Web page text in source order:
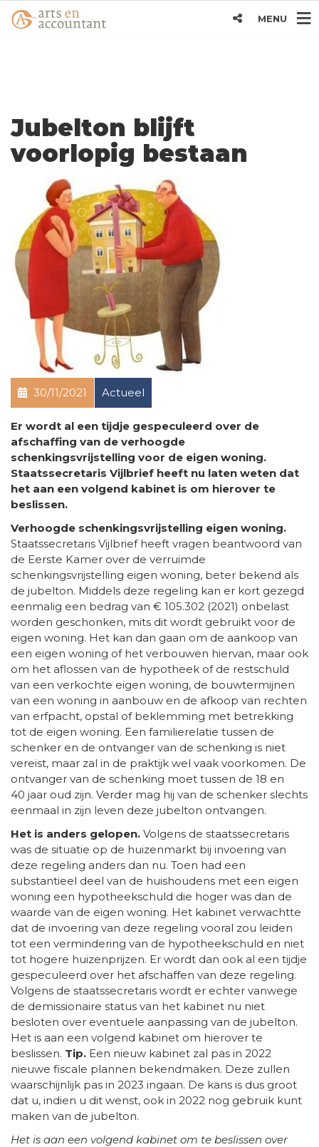
MENU
Jubelton blijft
voorlopig bestaan
30/11/2021 Actueel
Er wordt al een tijdje gespeculeerd over de
afschaffing van de verhoogde
schenkingsvrijstelling voor de eigen woning.
Staatssecretaris Vijlbrief heeft nu laten weten dat
het aan een volgend kabinet is om hierover te
beslissen.
Verhoogde schenkingsvrijstelling eigen woning.
Staatssecretaris Vijlbrief heeft vragen beantwoord van
de Eerste Kamer over de verruimde
schenkingsvrijstelling eigen woning, beter bekend als
de jubelton. Middels deze regeling kan er kort gezegd
eenmalig een bedrag van € 105.302 (2021) onbelast
worden geschonken, mits dit wordt gebruikt voor de
eigen woning. Het kan dan gaan om de aankoop van
een eigen woning of het verbouwen hiervan, maar ook
om het aflossen van de hypotheek of de restschuld
van een verkochte eigen woning, de bouwtermijnen
van een woning in aanbouw en de afkoop van rechten
van erfpacht, opstal of beklemming met betrekking
tot de eigen woning. Een familierelatie tussen de
schenker en de ontvanger van de schenking is niet
vereist, maar zal in de praktijk wel vaak voorkomen. De
ontvanger van de schenking moet tussen de 18 en
40 jaar oud zijn. Verder mag hij van de schenker slechts
eenmaal in zijn leven deze jubelton ontvangen.
Het is anders gelopen. Volgens de staatssecretaris
was de situatie op de huizenmarkt bij invoering van
deze regeling anders dan nu. Toen had een
substantieel deel van de huishoudens met een eigen
woning een hypotheekschuld die hoger was dan de
waarde van de eigen woning. Het kabinet verwachtte
dat de invoering van deze regeling vooral zou leiden
tot een vermindering van de hypotheekschuld en niet
tot hogere huizenprijzen. Er wordt dan ook al een tijdje
gespeculeerd over het afschaffen van deze regeling.
Volgens de staatssecretaris wordt er echter vanwege
de demissionaire status van het kabinet nu niet
besloten over eventuele aanpassing van de jubelton.
Het is aan een volgend kabinet om hierover te
beslissen. Tip. Een nieuw kabinet zal pas in 2022
nieuwe fiscale plannen bekendmaken. Deze zullen
waarschijnlijk pas in 2023 ingaan. De kans is dus groot
dat u, indien u dit wenst, ook in 2022 nog gebruik kunt
maken van de jubelton.
Het is aan een volgend kabinet om te beslissen over